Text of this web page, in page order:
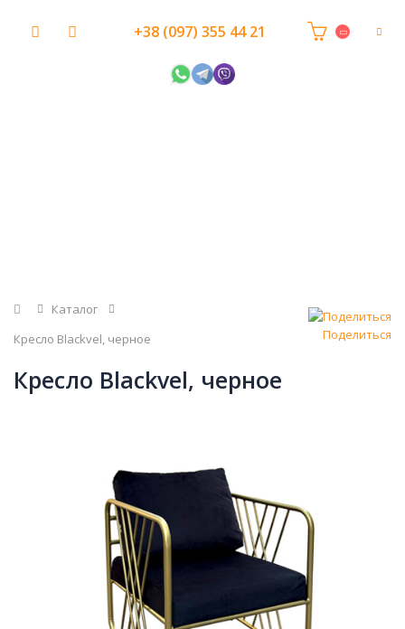
+38 (097) 355 44 21
Главная
Каталог
Кресло Blackvel, черное
Поделиться
Кресло Blackvel, черное